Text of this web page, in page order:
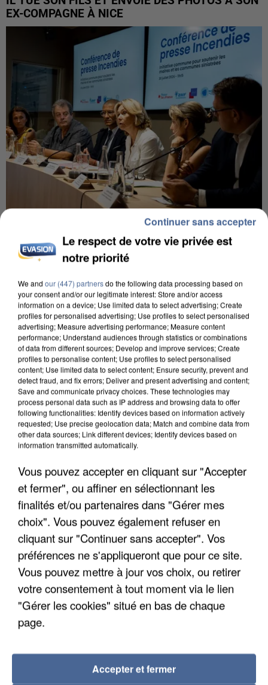
EX-COMPAGNE À NICE
INCENDIES : L’ÎLE-DE-FRANCE LANCE UN ÉLAN
DE SOLIDARITÉ AVEC LES...
DE FAUNE SAUVAGE SONT...
Le respect de votre vie privée est
notre priorité
We and our (447) partnersdo the following data processing based on
your consent and/or our legitimate interest: Store and/or access
information on a device; Use limited data to select advertising; Create
profiles for personalised advertising; Use profiles to select personalised
advertising; Measure advertising performance; Measure content
performance; Understand audiences through statistics or combinations
of data from different sources; Develop and improve services; Create
profiles to personalise content; Use profiles to select personalised
content; Use limited data to select content; Ensure security, prevent and
detect fraud, and fix errors; Deliver and present advertising and content;
Save and communicate privacy choices. These technologies may
process personal data such as IP address and browsing data to offer
following functionalities: Identify devices based on information actively
requested; Use precise geolocation data; Match and combine data from
other data sources; Link different devices; Identify devices based on
information transmitted automatically.
Vous pouvez accepter en cliquant sur "Accepter
et fermer", ou affiner en sélectionnant les
finalités et/ou partenaires dans "Gérer mes
choix". Vous pouvez également refuser en
cliquant sur "Continuer sans accepter". Vos
préférences ne s'appliqueront que pour ce site.
Vous pouvez mettre à jour vos choix, ou retirer
votre consentement à tout moment via le lien
"Gérer les cookies" situé en bas de chaque
page.
Accepter et fermer
Continuer sans accepter